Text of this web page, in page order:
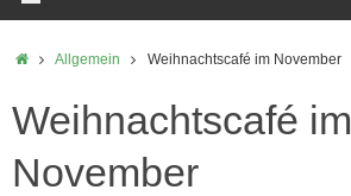
StartAllgemein Weihnachtscafé im November
Weihnachtscafé im
November